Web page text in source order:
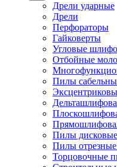
Дрели ударные
Дрели
Перфораторы
Гайковерты
Угловые
Отбойные
Пилы
Пилы
Пилы
Торцовочные